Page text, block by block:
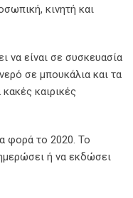
κινητή και
να είναι σε συσκευασία
σε μπουκάλια και τα
καιρικές
φορά το 2020. Το
ή να εκδώσει